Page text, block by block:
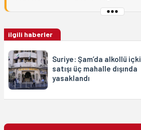
ilgili haberler
Suriye: Şam’da alkollü içki
satışı üç mahalle dışında
yasaklandı